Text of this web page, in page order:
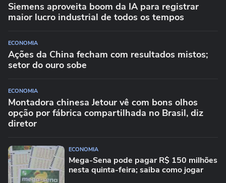
Siemens aproveita boom da IA para registrar
maior lucro industrial de todos os tempos
ECONOMIA
Ações da China fecham com resultados mistos;
setor do ouro sobe
ECONOMIA
Montadora chinesa Jetour vê com bons olhos
opção por fábrica compartilhada no Brasil, diz
diretor
ECONOMIA
Mega-Sena pode pagar R$ 150 milhões
nesta quinta-feira; saiba como jogar